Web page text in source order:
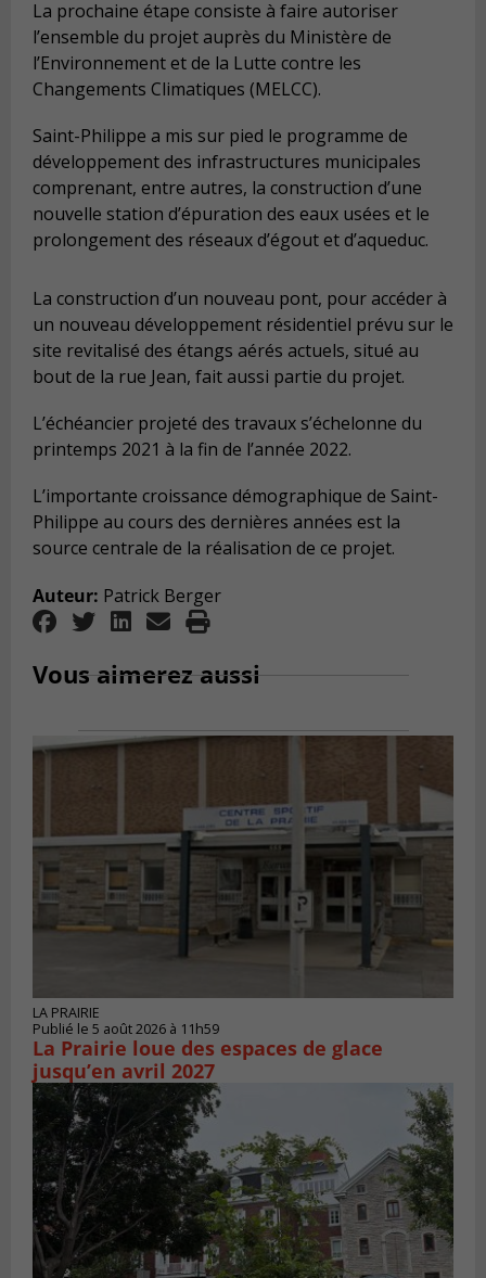
La prochaine étape consiste à faire autoriser
l’ensemble du projet auprès du Ministère de
l’Environnement et de la Lutte contre les
Changements Climatiques (MELCC).
Saint-Philippe a mis sur pied le programme de
développement des infrastructures municipales
comprenant, entre autres, la construction d’une
nouvelle station d’épuration des eaux usées et le
prolongement des réseaux d’égout et d’aqueduc.
La construction d’un nouveau pont, pour accéder à
un nouveau développement résidentiel prévu sur le
site revitalisé des étangs aérés actuels, situé au
bout de la rue Jean, fait aussi partie du projet.
L’échéancier projeté des travaux s’échelonne du
printemps 2021 à la fin de l’année 2022.
L’importante croissance démographique de Saint-
Philippe au cours des dernières années est la
source centrale de la réalisation de ce projet.
Auteur: Patrick Berger
Vous aimerez aussi
LA PRAIRIE
Publié le 5 août 2026 à 11h59
La Prairie loue des espaces de glace
jusqu’en avril 2027